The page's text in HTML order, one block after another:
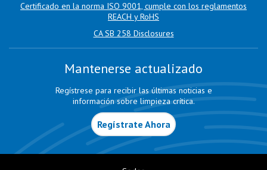
Certificado en la norma ISO 9001, cumple con los reglamentos
REACH y RoHS
CA SB 258 Disclosures
Mantenerse actualizado
Regístrese para recibir las últimas noticias e
información sobre limpieza crítica.
Regístrate Ahora